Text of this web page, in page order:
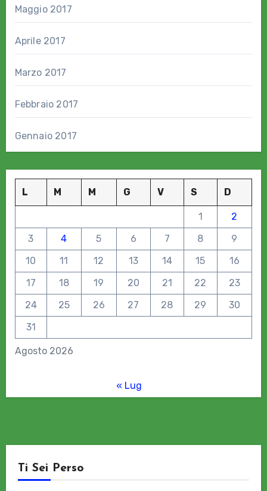
Maggio 2017
Aprile 2017
Marzo 2017
Febbraio 2017
Gennaio 2017
Agosto 2026
L M M G V S D
1
2
3
4 5 6 7 8
9
10
11 12 13 14 15
16
17
18 19 20 21 22
23
24
25 26 27 28 29
30
31
« Lug
Ti Sei Perso